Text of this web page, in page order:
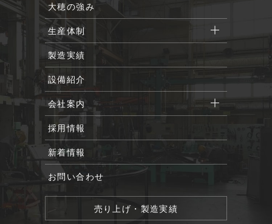
大穂の強み
生産体制
製造実績
設備紹介
会社案内
採用情報
新着情報
お問い合わせ
売り上げ・製造実績